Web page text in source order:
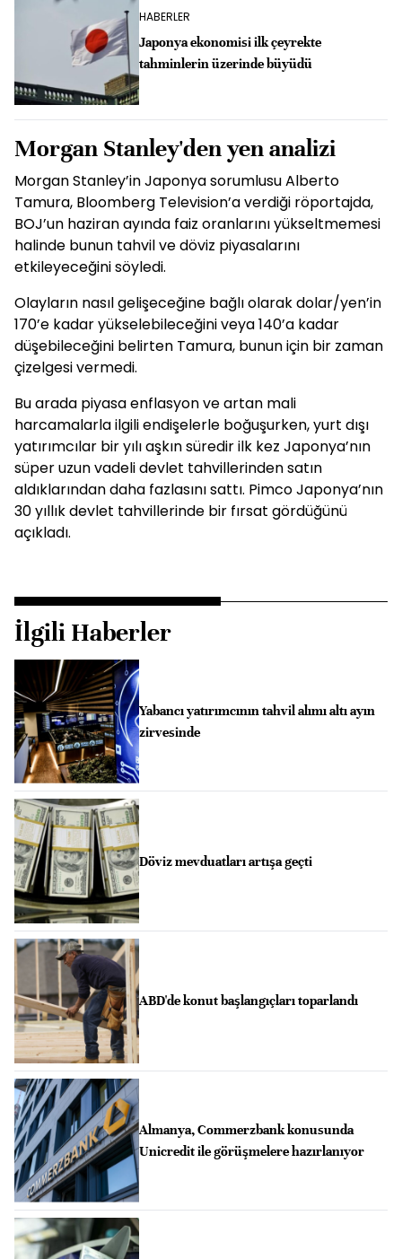
HABERLER
Japonya ekonomisi ilk çeyrekte
tahminlerin üzerinde büyüdü
Morgan Stanley'den yen analizi
Morgan Stanley’in Japonya sorumlusu Alberto
Tamura, Bloomberg Television’a verdiği röportajda,
BOJ’un haziran ayında faiz oranlarını yükseltmemesi
halinde bunun tahvil ve döviz piyasalarını
etkileyeceğini söyledi.
Olayların nasıl gelişeceğine bağlı olarak dolar/yen’in
170’e kadar yükselebileceğini veya 140’a kadar
düşebileceğini belirten Tamura, bunun için bir zaman
çizelgesi vermedi.
Bu arada piyasa enflasyon ve artan mali
harcamalarla ilgili endişelerle boğuşurken, yurt dışı
yatırımcılar bir yılı aşkın süredir ilk kez Japonya’nın
süper uzun vadeli devlet tahvillerinden satın
aldıklarından daha fazlasını sattı. Pimco Japonya’nın
30 yıllık devlet tahvillerinde bir fırsat gördüğünü
açıkladı.
İlgili Haberler
Yabancı yatırımcının tahvil alımı altı ayın
zirvesinde
Döviz mevduatları artışa geçti
ABD'de konut başlangıçları toparlandı
Almanya, Commerzbank konusunda
Unicredit ile görüşmelere hazırlanıyor